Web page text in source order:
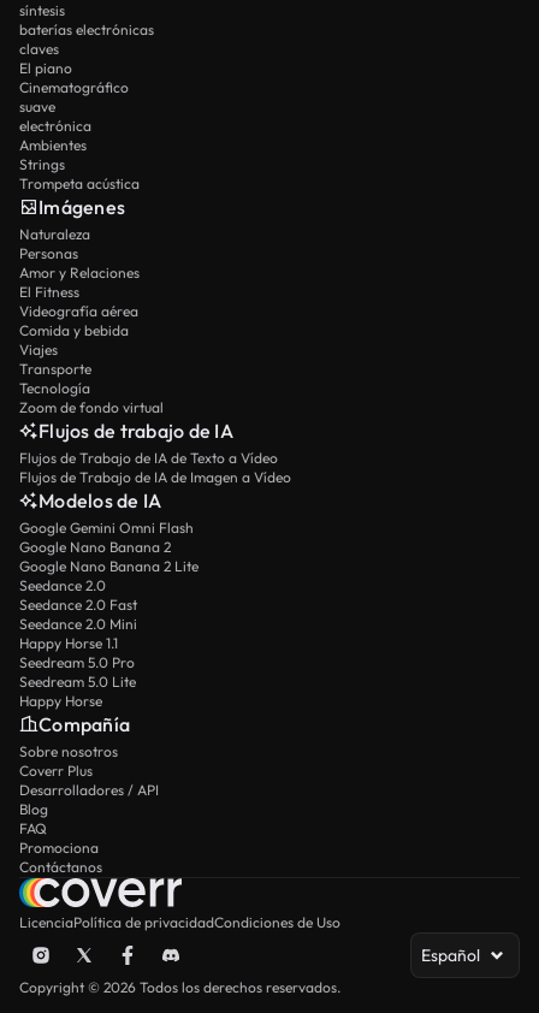
síntesis
baterías electrónicas
claves
El piano
Cinematográfico
suave
electrónica
Ambientes
Strings
Trompeta acústica
Imágenes
Naturaleza
Personas
Amor y Relaciones
El Fitness
Videografía aérea
Comida y bebida
Viajes
Transporte
Tecnología
Zoom de fondo virtual
Flujos de trabajo de IA
Flujos de Trabajo de IA de Texto a Vídeo
Flujos de Trabajo de IA de Imagen a Vídeo
Modelos de IA
Google Gemini Omni Flash
Google Nano Banana 2
Google Nano Banana 2 Lite
Seedance 2.0
Seedance 2.0 Fast
Seedance 2.0 Mini
Happy Horse 1.1
Seedream 5.0 Pro
Seedream 5.0 Lite
Happy Horse
Compañía
Sobre nosotros
Coverr Plus
Desarrolladores / API
Blog
FAQ
Promociona
Contáctanos
LicenciaPolítica de privacidadCondiciones de Uso
Español
Copyright © 2026 Todos los derechos reservados.